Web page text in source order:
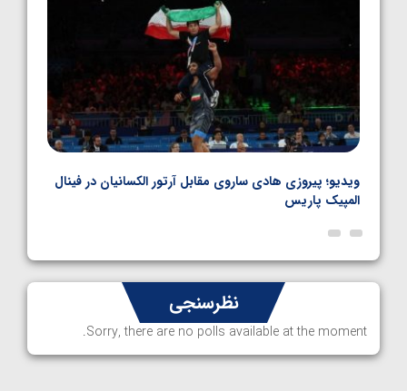
ویدیو؛ پیروزی هادی ساروی مقابل آرتور الکسانیان در فینال
المپیک پاریس
نظرسنجی
Sorry, there are no polls available at the moment.